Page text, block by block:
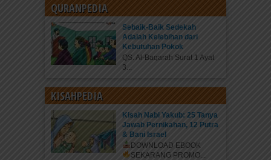
QURANPEDIA
Sebaik-Baik Sedekah
Adalah Kelebihan dari
Kebutuhan Pokok
QS. Al-Baqarah Surat 1 Ayat
3...
KISAHPEDIA
Kisah Nabi Yakub: 25 Tanya
Jawab Pernikahan, 12 Putra
& Bani Israel
DOWNLOAD EBOOK
SEKARANG PROMO...